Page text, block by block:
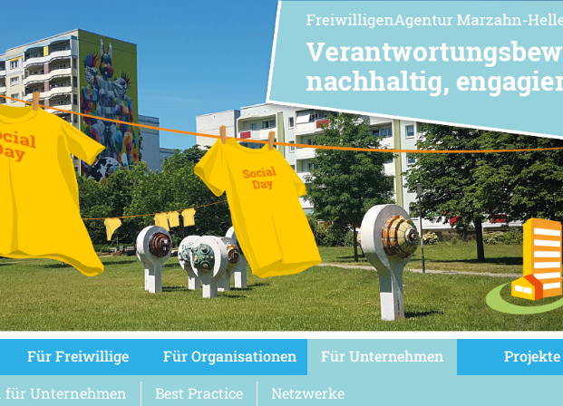
Für Freiwillige Für Organisationen Für Unternehmen Projekte
für Unternehmen Best Practice Netzwerke